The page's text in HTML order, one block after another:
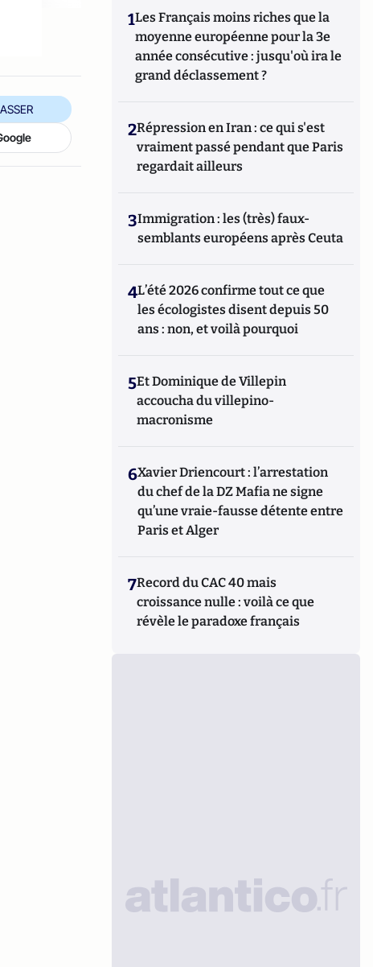
1Les Français moins riches que la
moyenne européenne pour la 3e
année consécutive : jusqu'où ira le
grand déclassement ?
2Répression en Iran : ce qui s'est
vraiment passé pendant que Paris
regardait ailleurs
3Immigration : les (très) faux-
semblants européens après Ceuta
4L’été 2026 confirme tout ce que
les écologistes disent depuis 50
ans : non, et voilà pourquoi
5Et Dominique de Villepin
accoucha du villepino-
macronisme
6Xavier Driencourt : l’arrestation
du chef de la DZ Mafia ne signe
qu’une vraie-fausse détente entre
Paris et Alger
7Record du CAC 40 mais
croissance nulle : voilà ce que
révèle le paradoxe français